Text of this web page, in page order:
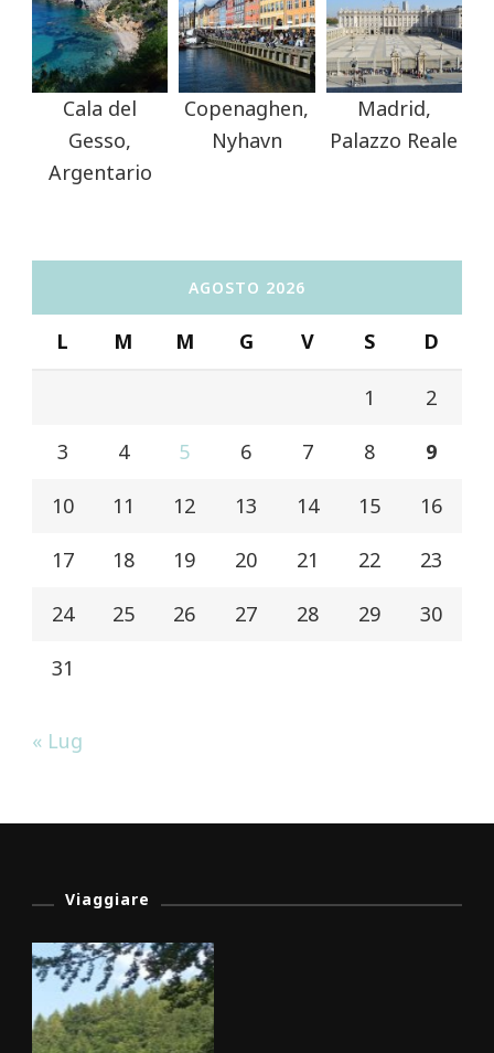
Cala del
Gesso,
Argentario
Copenaghen,
Nyhavn
Madrid,
Palazzo Reale
AGOSTO 2026
L M M G V S D
1 2
3 4 5 6 7 8 9
10 11 12 13 14 15 16
17 18 19 20 21 22 23
24 25 26 27 28 29 30
31
« Lug
Viaggiare